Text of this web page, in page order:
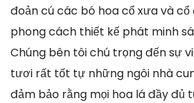
đoản cú các bó hoa cổ xưa và
phong cách thiết kế phát minh
Chúng bên tôi chú trọng đến sự
tươi rất tốt tự những ngôi nhà
đảm bảo rằng mọi hoa lá đầy đủ